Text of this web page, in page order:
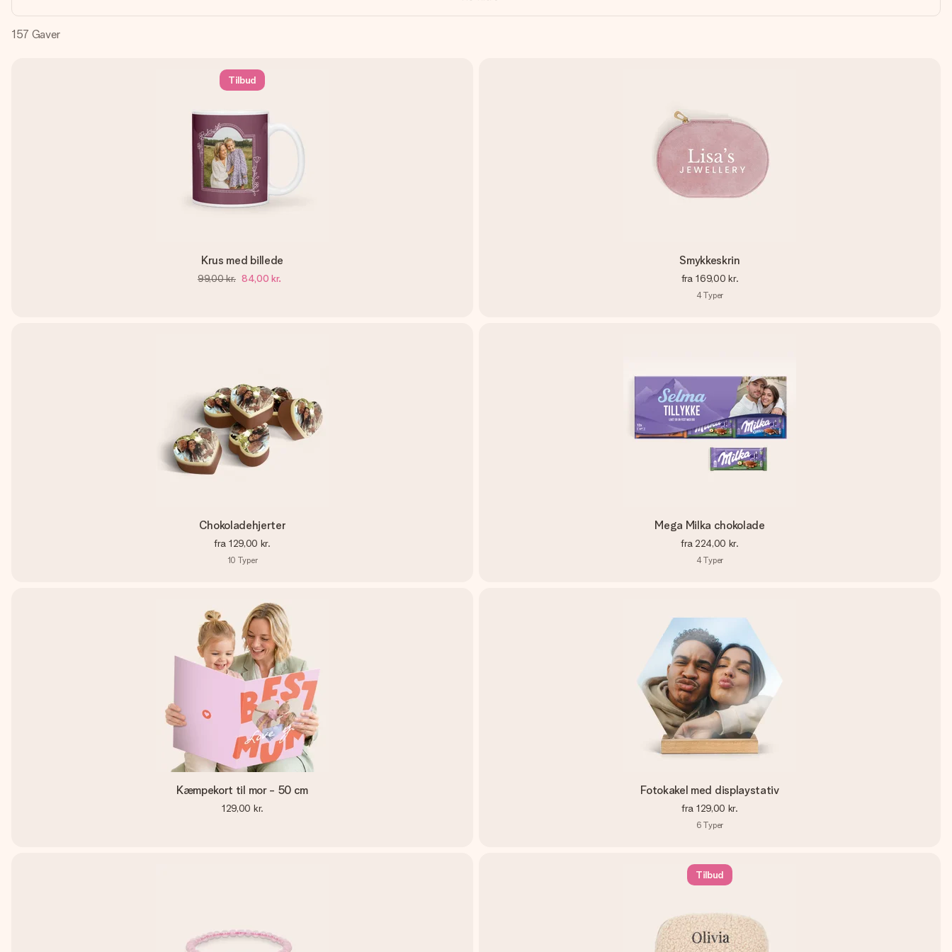
157 Gaver
Tilbud
Krus med billede
99,00 kr. 84,00 kr.
Smykkeskrin
fra 169,00 kr.
4Typer
Chokoladehjerter
fra 129,00 kr.
10 Typer
Mega Milka chokolade
fra 224,00 kr.
4Typer
Kæmpekort til mor - 50 cm
129,00 kr.
Fotokakel med displaystativ
fra 129,00 kr.
6 Typer
Tilbud